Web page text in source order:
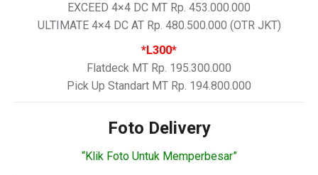
EXCEED 4×4 DC MT Rp. 453.000.000
ULTIMATE 4×4 DC AT Rp. 480.500.000 (OTR JKT)
*L300*
Flatdeck MT Rp. 195.300.000
Pick Up Standart MT Rp. 194.800.000
Foto Delivery
“Klik Foto Untuk Memperbesar”